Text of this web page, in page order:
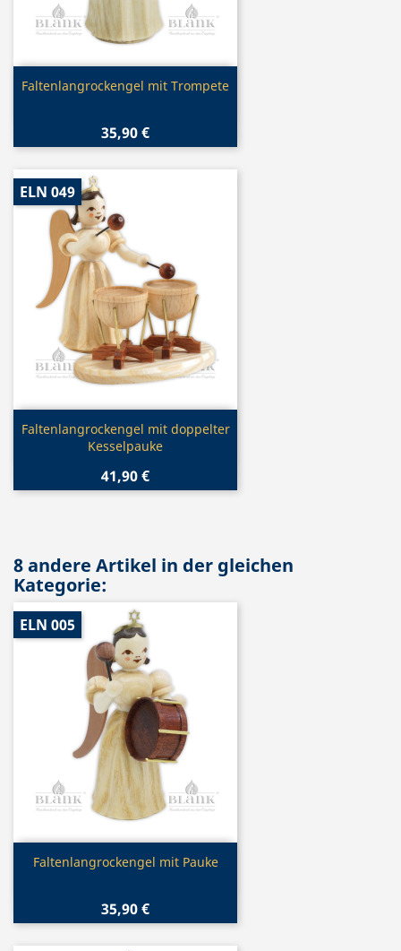
Vorschau
Faltenlangrockengel mit Trompete
35,90 €
Vorschau
Faltenlangrockengel mit doppelter
Kesselpauke
41,90 €
ELN 049
8 andere Artikel in der gleichen
Kategorie:
Vorschau
Faltenlangrockengel mit Pauke
35,90 €
ELN 005